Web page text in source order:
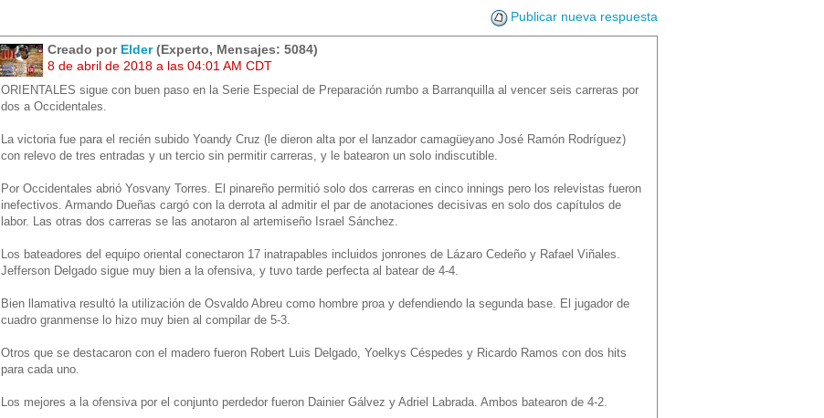
Publicar nueva respuesta
Creado por Elder(Experto, Mensajes: 5084)
8 de abril de 2018 a las 04:01 AM CDT
ORIENTALES sigue con buen paso en la Serie Especial de Preparación rumbo a Barranquilla al vencer seis carreras por
dos a Occidentales.
La victoria fue para el recién subido Yoandy Cruz (le dieron alta por el lanzador camagüeyano José Ramón Rodríguez)
con relevo de tres entradas y un tercio sin permitir carreras, y le batearon un solo indiscutible.
Por Occidentales abrió Yosvany Torres. El pinareño permitió solo dos carreras en cinco innings pero los relevistas fueron
inefectivos. Armando Dueñas cargó con la derrota al admitir el par de anotaciones decisivas en solo dos capítulos de
labor. Las otras dos carreras se las anotaron al artemiseño Israel Sánchez.
Los bateadores del equipo oriental conectaron 17 inatrapables incluidos jonrones de Lázaro Cedeño y Rafael Viñales.
Jefferson Delgado sigue muy bien a la ofensiva, y tuvo tarde perfecta al batear de 4-4.
Bien llamativa resultó la utilización de Osvaldo Abreu como hombre proa y defendiendo la segunda base. El jugador de
cuadro granmense lo hizo muy bien al compilar de 5-3.
Otros que se destacaron con el madero fueron Robert Luis Delgado, Yoelkys Céspedes y Ricardo Ramos con dos hits
para cada uno.
Los mejores a la ofensiva por el conjunto perdedor fueron Dainier Gálvez y Adriel Labrada. Ambos batearon de 4-2.